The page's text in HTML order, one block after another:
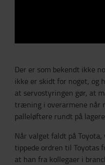
Der er som bekendt ikke
ikke er skidt for noget, og
at servostyringen gør, at
træning i overarmene når
palleløftere rundt på
Når valget faldt på
tippede ordren til Toyotas
at han fra kollegaer i